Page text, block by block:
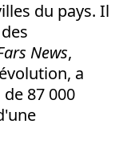
du pays. Il
News,
a
87 000